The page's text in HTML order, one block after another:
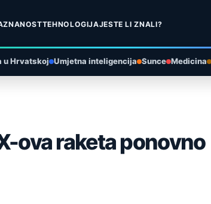
ZNANOSTTEHNOLOGIJAJESTE LI ZNALI?
u Hrvatskoj Umjetna inteligencija Sunce Medicina
ova raketa ponovno